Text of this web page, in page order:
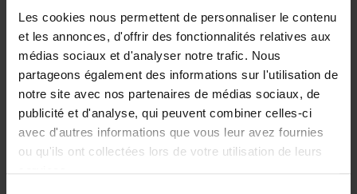
Les cookies nous permettent de personnaliser le contenu
et les annonces, d'offrir des fonctionnalités relatives aux
médias sociaux et d'analyser notre trafic. Nous
partageons également des informations sur l'utilisation de
notre site avec nos partenaires de médias sociaux, de
publicité et d'analyse, qui peuvent combiner celles-ci
avec d'autres informations que vous leur avez fournies
ou qu'ils ont collectées lors de votre utilisation de leurs
Digital marketing like a PRO -
completely revised edition
Clo Willaerts
Couverture souple
2022 226
€35,50